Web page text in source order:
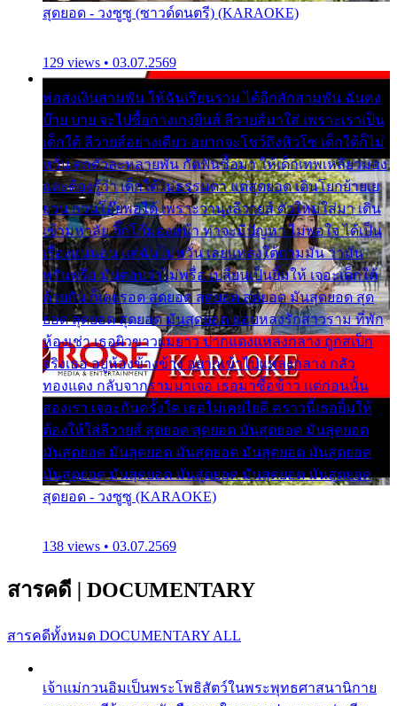
สุดยอด - วงซูซู (ซาวด์ดนตรี) (KARAOKE)
129 views • 03.07.2569
พ่อส่งเงินสามพัน ให้ฉันเรียนราม ได้อีกสักสามพัน ฉันคง
บ๊าย บาย จะไปซื้อกางเกงยีนส์ ลีวายส์มาใส่ เพราะเราเป็น
เด็กใต้ ลีวายส์อย่างเดียว อยากจะโชว์ถึงหิวโซ เด็กใต้ก็ไม่
หวั่น ตกตัวละหลายพัน กัดฟันซื้อมา ให้เด็กเทพเหลียวมอง
และต้องรู้ว่า เด็กใต้ไม่ธรรมดา แต่สุดยอด เดินโยกย้ายเย
ยวน กวนโอ๊ยพอได้ เพราะว่านุ่งลีวายส์ ตัวใหม่ใส่มา เดิน
เข้ามหาลัย จิ๊กโก๊มองหน้า ท่าจะมีปัญหา ไม่พอใจ ได้เป็น
เรื่องแน่นอน แต่ฉันไม่หวั่น เลยแหลงใต้ถามมัน ว่ามัน
พรั่นพรือ มันตอบว่าไม่พรื่อ เปลี่ยนเป็นยิ้มให้ เจอะเด็กใต้
ด้วยกัน ก็เลยรอด สุดยอด สุดยอด สุดยอด มันสุดยอด สุด
ยอด สุดยอด สุดยอด มันสุดยอด แอบหลงรักสาวราม ที่พัก
ห้องเช่า เธอผิวขาวผมยาว ปากแดงแหลงกลาง ถูกสเป็ก
จริงเธอ อยู่ห้องข้างข้าง อยากเข้าไปแหลงกลาง กลัว
ทองแดง กลับจากรามมาเจอ เธอมาซื้อข้าว แต่ก่อนนั้น
สองเรา เจอะกันครั้งใด เธอไม่เคยไยดี คราวนี้เธอยิ้มให้
ต้องให้ใส่ลีวายส์ สุดยอด สุดยอด มันสุดยอด มันสุดยอด
มันสุดยอด มันสุดยอด มันสุดยอด มันสุดยอด มันสุดยอด
มันสุดยอด มันสุดยอด มันสุดยอด มันสุดยอด มันสุดยอด
สุดยอด - วงซูซู (KARAOKE)
138 views • 03.07.2569
สารคดี | DOCUMENTARY
สารคดีทั้งหมด DOCUMENTARY ALL
เจ้าแม่กวนอิมเป็นพระโพธิสัตว์ในพระพุทธศาสนานิกาย